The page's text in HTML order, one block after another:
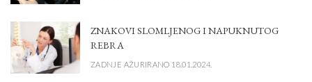
ZNAKOVI SLOMLJENOG I NAPUKNUTOG
REBRA
ZADNJE AŽURIRANO 18.01.2024.